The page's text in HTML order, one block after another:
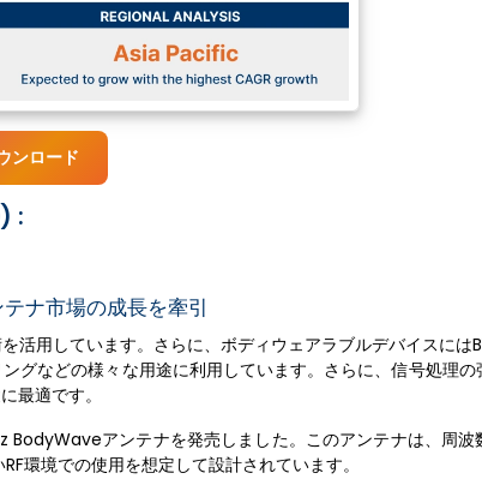
ンロード
:
ナ市場の成長を牽引
活用しています。さらに、ボディウェアラブルデバイスには
グなどの様々な用途に利用しています。さらに、信号処理の
最適です。
アンテナを発売しました。このアンテナは、周波
環境での使用を想定して設計されています。